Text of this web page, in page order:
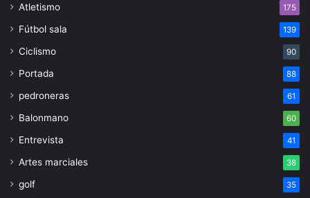
Atletismo 175
Fútbol sala 139
Ciclismo 90
Portada 88
pedroneras 61
Balonmano 60
Entrevista 41
Artes marciales 38
golf 35